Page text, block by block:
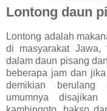
Lontong daun
Lontong adalah
di masyarakat Jawa,
dalam daun pisang
beberapa jam dan
demikian berulang
umumnya